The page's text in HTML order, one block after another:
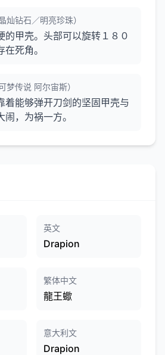
灿钻石／明亮珍珠）
的甲壳。头部可以旋转１８０
死角。
梦传说 阿尔宙斯）
着能够弹开刀剑的坚固甲壳与
，为祸一方。
英文
Drapion
繁体中文
龍王蠍
意大利文
Drapion